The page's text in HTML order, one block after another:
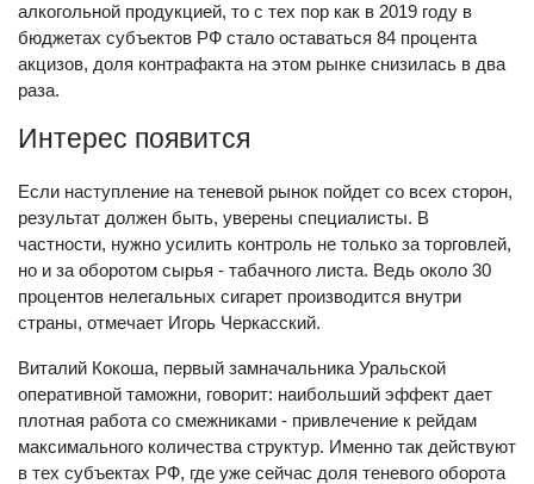
алкогольной продукцией, то с тех пор как в 2019 году в
бюджетах субъектов РФ стало оставаться 84 процента
акцизов, доля контрафакта на этом рынке снизилась в два
раза.
Интерес появится
Если наступление на теневой рынок пойдет со всех сторон,
результат должен быть, уверены специалисты. В
частности, нужно усилить контроль не только за торговлей,
но и за оборотом сырья - табачного листа. Ведь около 30
процентов нелегальных сигарет производится внутри
страны, отмечает Игорь Черкасский.
Виталий Кокоша, первый замначальника Уральской
оперативной таможни, говорит: наибольший эффект дает
плотная работа со смежниками - привлечение к рейдам
максимального количества структур. Именно так действуют
в тех субъектах РФ, где уже сейчас доля теневого оборота